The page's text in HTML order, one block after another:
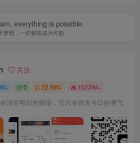
everything is possible.
梦想，一切都将成为可能
关注
0 22.9W+ 1023W+
清空明日的烦恼，它只会丧失今日的勇气